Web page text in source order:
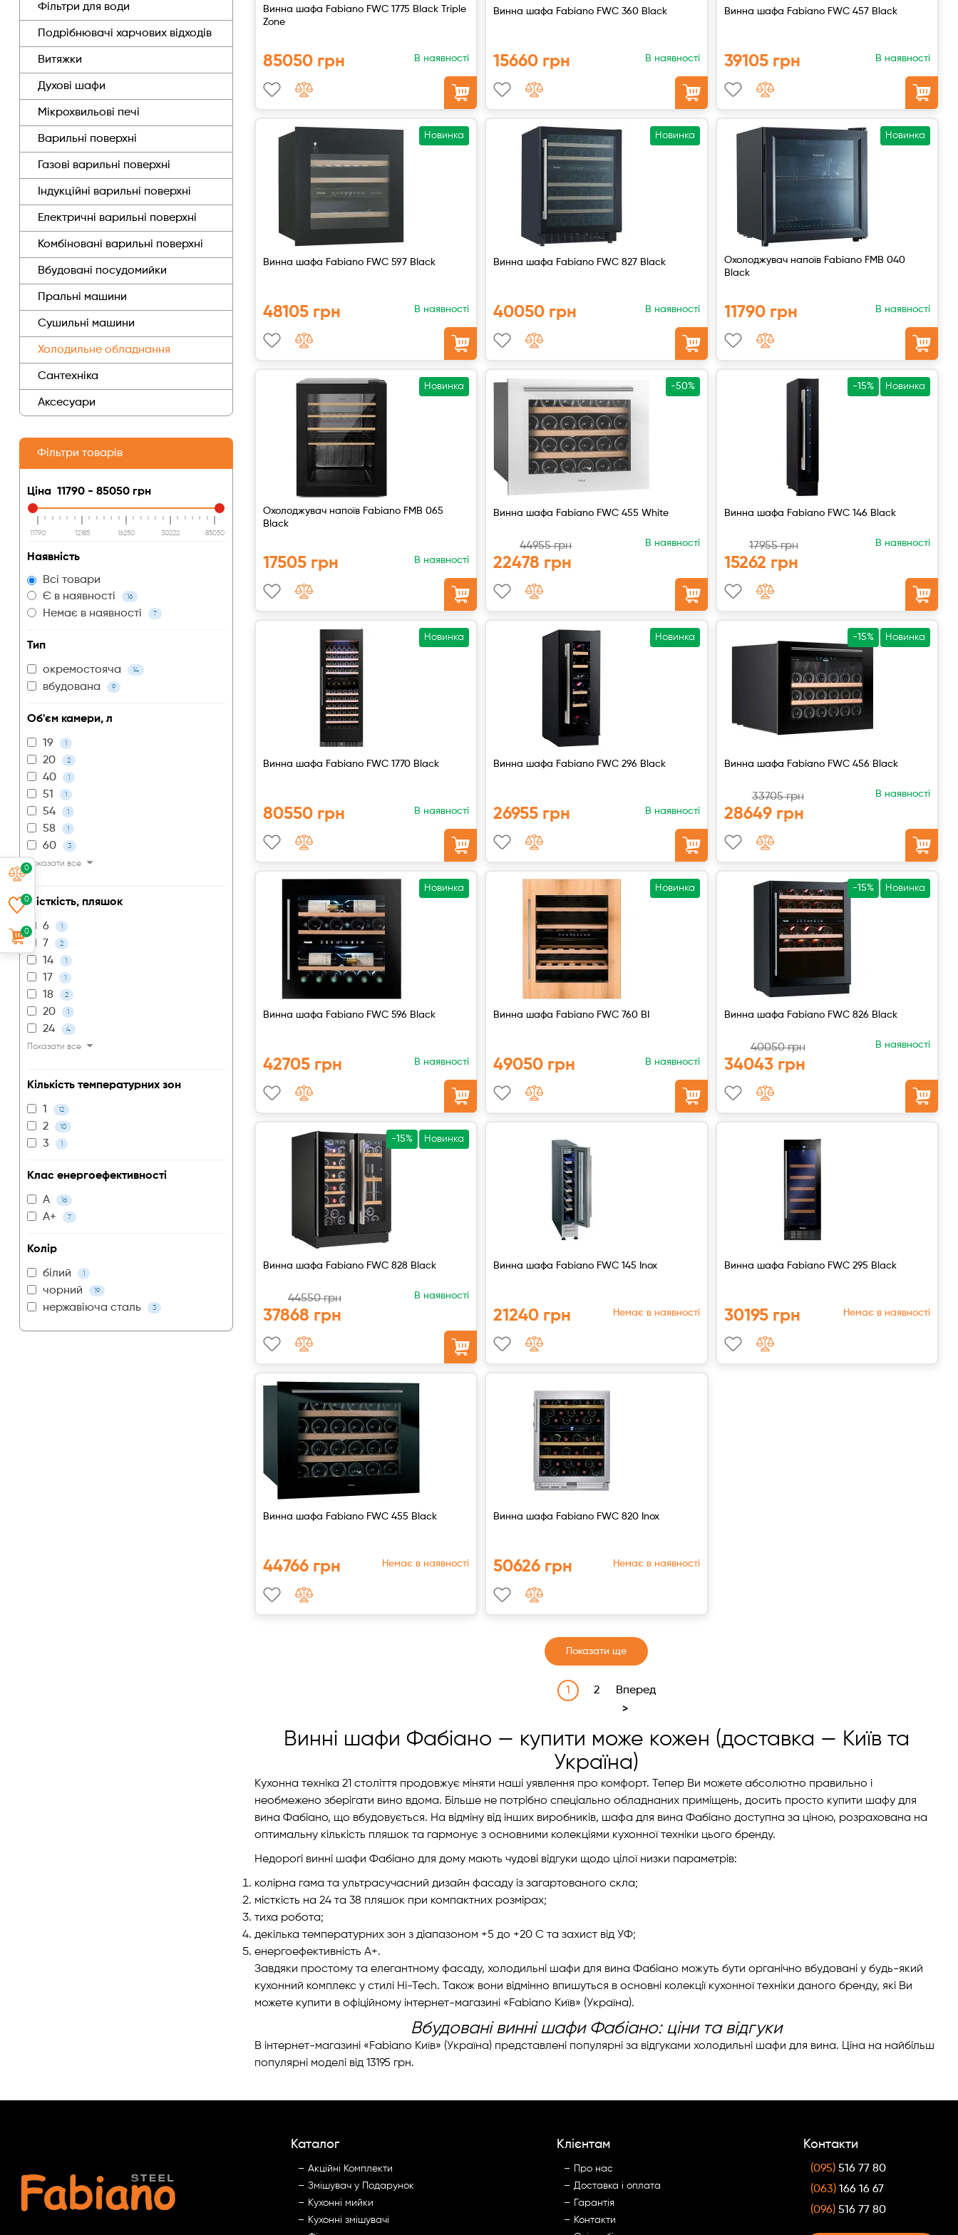
Витяжки для кухні
Духові шафи
Варильні поверхні
Мікрохвильові печі
Посудомийки
Пральні машини
Сушильні машини
Холодильне обладнання
Сантехніка
Аксесуари
Переглянути всі
0
0
0
Фільтри для води
Подрібнювачі харчових відходів
Витяжки
Духові шафи
Мікрохвильові печі
Варильні поверхні
Газові варильні поверхні
Індукційні варильні поверхні
Електричні варильні поверхні
Комбіновані варильні поверхні
Вбудовані посудомийки
Пральні машини
Сушильні машини
Холодильне обладнання
Сантехніка
Аксесуари
Фільтри товарів
Ціна 11790- 85050грн
11790 12185 16250 30222 85050
Наявність
Всі товари
Є в наявності
16
Немає в наявності 7
Тип
окремостояча 14
вбудована 9
Об'єм камери, л
19 1
20 2
40 1
51 1
54 1
58 1
60 3
Показати все
Місткість, пляшок
6 1
7 2
14 1
17 1
18 2
20 1
24 4
Показати все
Кількість температурних зон
1 12
2 10
3 1
Клас енергоефективності
A 16
A+ 7
Колір
білий 1
чорний 19
нержавіюча сталь 3
Винна шафа Fabiano FWC 1775 Black Triple
Zone
85050 грн В наявності
Винна шафа Fabiano FWC 360 Black
15660 грн В наявності
Винна шафа Fabiano FWC 457 Black
39105 грн В наявності
Новинка
Винна шафа Fabiano FWC 597 Black
48105 грн В наявності
Новинка
Винна шафа Fabiano FWC 827 Black
40050 грн В наявності
Новинка
Охолоджувач напоїв Fabiano FMB 040
Black
11790 грн В наявності
Новинка
Охолоджувач напоїв Fabiano FMB 065
Black
17505 грн В наявності
-50%
Винна шафа Fabiano FWC 455 White
44955 грн
22478 грн
В наявності
-15% Новинка
Винна шафа Fabiano FWC 146 Black
17955 грн
15262 грн
В наявності
Новинка
Винна шафа Fabiano FWC 1770 Black
80550 грн В наявності
Новинка
Винна шафа Fabiano FWC 296 Black
26955 грн В наявності
-15% Новинка
Винна шафа Fabiano FWC 456 Black
33705 грн
28649 грн
В наявності
Новинка
Винна шафа Fabiano FWC 596 Black
42705 грн В наявності
Новинка
Винна шафа Fabiano FWC 760 BI
49050 грн В наявності
-15% Новинка
Винна шафа Fabiano FWC 826 Black
40050 грн
34043 грн
В наявності
-15% Новинка
Винна шафа Fabiano FWC 828 Black
44550 грн
37868 грн
В наявності
Винна шафа Fabiano FWC 145 Inox
21240 грн Немає в наявності
Винна шафа Fabiano FWC 295 Black
30195 грн Немає в наявності
Винна шафа Fabiano FWC 455 Black
44766 грн Немає в наявності
Винна шафа Fabiano FWC 820 Inox
50626 грн Немає в наявності
Показати ще
1 2
Вперед
>
Винні шафи Фабіано — купити може кожен (доставка — Київ та
Україна)
Кухонна техніка 21 століття продовжує міняти наші уявлення про комфорт. Тепер Ви можете абсолютно правильно і
необмежено зберігати вино вдома. Більше не потрібно спеціально обладнаних приміщень, досить просто купити шафу для
вина Фабіано, що вбудовується. На відміну від інших виробників, шафа для вина Фабіано доступна за ціною, розрахована на
оптимальну кількість пляшок та гармонує з основними колекціями кухонної техніки цього бренду.
Недорогі винні шафи Фабіано для дому мають чудові відгуки щодо цілої низки параметрів:
колірна гама та ультрасучасний дизайн фасаду із загартованого скла;
місткість на 24 та 38 пляшок при компактних розмірах;
тиха робота;
декілька температурних зон з діапазоном +5 до +20 С та захист від УФ;
енергоефективність А+.
Завдяки простому та елегантному фасаду, холодильні шафи для вина Фабіано можуть бути органічно вбудовані у будь-який
кухонний комплекс у стилі Hi-Tech. Також вони відмінно впишуться в основні колекції кухонної техніки даного бренду, які Ви
можете купити в офіційному інтернет-магазині «Fabiano Київ» (Україна).
Вбудовані винні шафи Фабіано: ціни та відгуки
В інтернет-магазині «Fabiano Київ» (Україна) представлені популярні за відгуками холодильні шафи для вина. Ціна на найбільш
популярні моделі від 13195 грн.
Каталог
Акційні Комплекти
Змішувач у Подарунок
Кухонні мийки
Кухонні змішувачі
Клієнтам
Про нас
Доставка і оплата
Гарантія
Контакти
Контакти
(095) 516 77 80
(063) 166 16 67
(096) 516 77 80